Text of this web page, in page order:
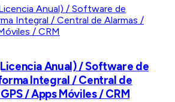
Anual) / Software de
Integral / Central de
/ Apps Móviles / CRM